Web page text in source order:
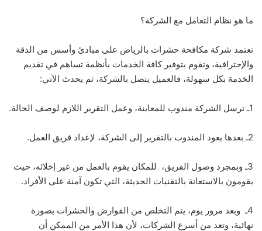
ما هو نظام التعامل مع الشركة؟
تعتمد شركة مكافحة حشرات بالرياض على مبادئ وأسس من الدقة
والإحترافية، وتقوم بتوفير كافة الخدمات بأنظمة تساهم في تقديم
الخدمة بكل سهولة، فالعميل يتصل بالشركة، ثم يحدث الآتي:
1ـ ترسل الشركة مندوب للمعاينة، وعمل التقرير اللازم لوصف الحالة.
2ـ بعدها يعود المندوب بالتقرير إلى الشركة، لإعداد فريق العمل.
3ـ وبمجرد وصول الفريق، للمكان يقوم بالعمل من غير إخلائه، حيث
يقومون بالاستعانة بالتقنيات الحديثة، التي تكون آمنة على الأفراد.
4ـ وبعد مرور يوم، يتم التخلص من القوارض والحشرات بصورة
نهائية، وتعد من أسرع الشركات، لأن هذا الأمر من الممكن أن